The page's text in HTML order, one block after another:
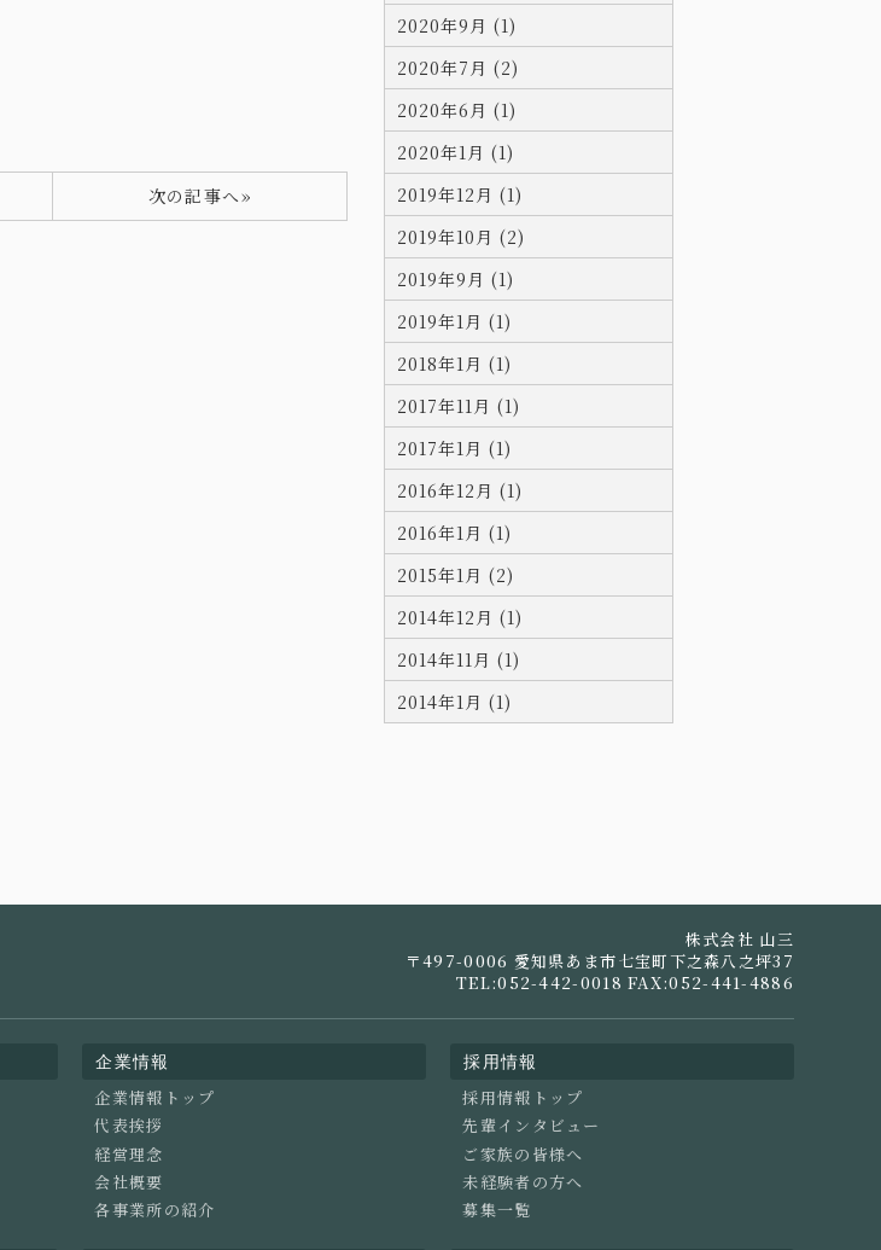
次の記事へ»
2020年9月 (1)
2020年7月 (2)
2020年6月 (1)
2020年1月 (1)
2019年12月 (1)
2019年10月 (2)
2019年9月 (1)
2019年1月 (1)
2018年1月 (1)
2017年11月 (1)
2017年1月 (1)
2016年12月 (1)
2016年1月 (1)
2015年1月 (2)
2014年12月 (1)
2014年11月 (1)
2014年1月 (1)
株式会社 山三
〒497-0006 愛知県あま市七宝町下之森八之坪37
TEL:052-442-0018 FAX:052-441-4886
企業情報
企業情報トップ
代表挨拶
経営理念
会社概要
各事業所の紹介
採用情報
採用情報トップ
先輩インタビュー
ご家族の皆様へ
未経験者の方へ
募集一覧